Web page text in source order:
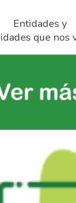
Entidades y
que nos